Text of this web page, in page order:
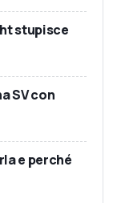
stupisce
SV con
e perché